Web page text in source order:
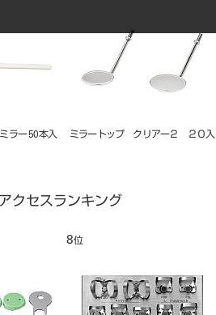
ラー 50本入 ミラートップ クリアー２ ２０入
クセスランキング
8位